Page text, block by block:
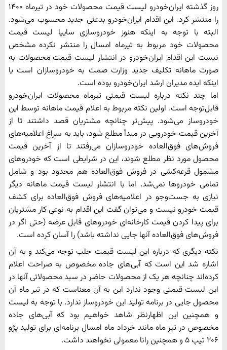
روز گذشته ایران‌خودرو لیست قیمت محصولات خود در تیرماه ۱۴۰۰
را منتشر کرد. این اقدام ایران‌خودرو بدعتی جدید محسوب می‌شود.
البته با توجه به اینکه هنوز خودروسازی سایپا لیست قیمت
محصولات خود مربوط به تیرماه امسال را منتشر نکرده مشخص
نیست این اقدام ایران‌خودرو در انتشار لیست قیمت محصولات به
صورت ماهانه تکلیف جدید وزارت صمت به خودروسازان است یا
اینکه ایده مدیران ارشد ایران‌خودرو بوده است.
اما چند نکته درباره لیست قیمتی تیرماه محصولات ایران‌خودرو
قابل‌توجه است. اولین نکته مربوط به اعلام قیمت ماهانه توسط این
خودروساز می‌شود. پیش‌تر چنانچه مشتریان قصد داشتند تا از
آخرین قیمت خودرویی در مبدأ مطلع شود، باید به سراغ اعلامیه‌های
فروش‌های فوق‌العاده خودروسازان می‌رفتند تا از آخرین قیمت
محصول مورد نظر مطلع شوند، این در شرایطی است که خودروهای
مشمول قرعه‌کشی در فروش فوق‌العاده هم محدود بود و شامل
تمامی خودرو‌ها نمی‌شد. اما با انتشار لیست قیمت ماهانه دیگر
نیازی به جست‌و‌جو در اعلامیه‌های فروش فوق‌العاده برای کشف
قیمت خودرو نیست و می‌توان گفت این اقدام به نوعی کار مشتریان
برای پیدا کردن قیمت کارخانه‌ای خودروهای قابل عرضه (حتی اگر در
فروش‌های فوق‌العاده آنها جایی نداشته باشد) را آسان کرده است.
نکته دیگری که درباره این لیست قیمت جلب توجه می‌کند و به آن
اشاره شد این است که آبی‌های جاده مخصوص به صراحت اعلام
کرده‌اند چنانچه هر یک از محصولات حاضر در سبد محصولاتی آنها در
این لیست قیمتی وجود ندارد این به آن معناست که در تیر ماه آن
محصول جایی در برنامه تولید این خودروساز ندارد. با توجه به لیست
و همچنین این اظهارنظر شاهد خواهیم بود که آبی‌های جاده
مخصوص در تیر ماه مانند خرداد ماه امسال برنامه‌ای برای تولید پژو
۲۰۶ تیپ ۵ و همچنین رانا معمولی نخواهند داشت.